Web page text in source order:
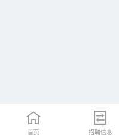
首页 招聘信息